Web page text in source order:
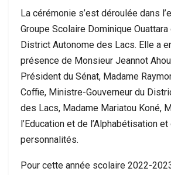
La cérémonie s’est déroulée dans
Groupe Scolaire Dominique
District Autonome des Lacs. Elle a
présence de Monsieur Jeannot
Président du Sénat, Madame
Coffie, Ministre-Gouverneur du
des Lacs, Madame Mariatou Koné,
l’Education et de l’Alphabétisation
personnalités.
Pour cette année scolaire 2022-